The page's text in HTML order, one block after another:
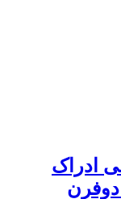
ادراک
دوفرن